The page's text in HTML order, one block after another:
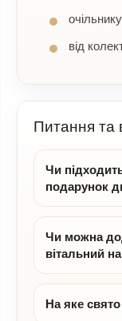
від
Питання та
Чи
подарунок
Чи можна
вітальний
На яке